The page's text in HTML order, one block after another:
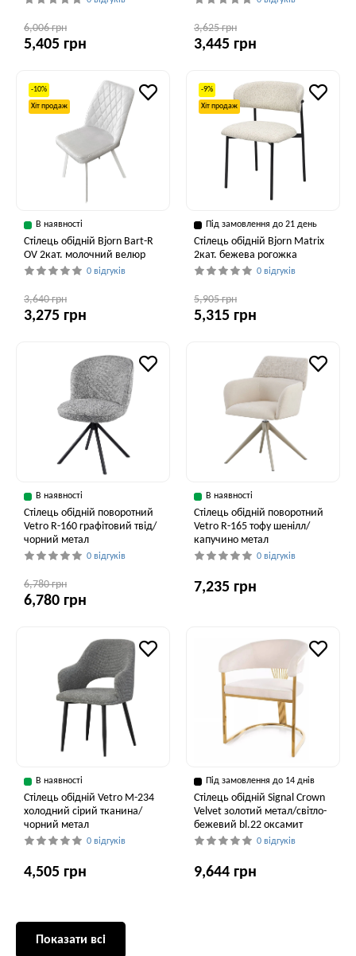
6,006 грн
5,405 грн
3,625 грн
3,445 грн
-10%
Хіт продаж
В наявності
Стілець обідній Bjorn Bart-R
OV 2кат. молочний велюр
0 відгуків
3,640 грн
3,275 грн
-9%
Хіт продаж
Під замовлення до 21 день
Стілець обідній Bjorn Matrix
2кат. бежева рогожка
0 відгуків
5,905 грн
5,315 грн
В наявності
Стілець обідній поворотний
Vetro R-160 графітовий твід/
чорний метал
0 відгуків
6,780 грн
6,780 грн
В наявності
Стілець обідній поворотний
Vetro R-165 тофу шенілл/
капучино метал
0 відгуків
7,235 грн
В наявності
Стілець обідній Vetro M-234
холодний сірий тканина/
чорний метал
0 відгуків
4,505 грн
Під замовлення до 14 днів
Стілець обідній Signal Crown
Velvet золотий метал/світло-
бежевий bl.22 оксамит
0 відгуків
9,644 грн
Показати всі